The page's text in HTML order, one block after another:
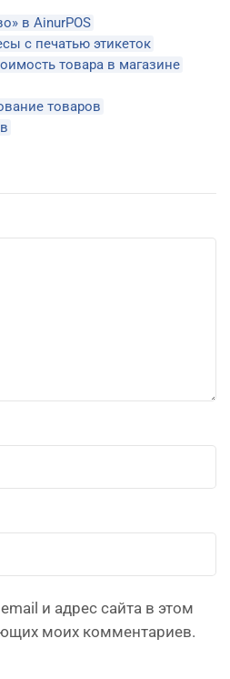
в AinurPOS
с печатью этикеток
товара в магазине
товаров
и адрес сайта в этом
моих комментариев.